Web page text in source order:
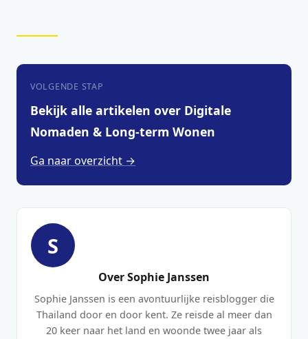
VOLGENDE STAP
Bekijk alle artikelen over Digitale
Nomaden & Long-term Wonen
Ga naar overzicht →
S
Over Sophie Janssen
Sophie Janssen is een avontuurlijke reisblogger die
Thailand door en door kent. Ze reisde al meer dan
20 keer naar het land en woonde twee jaar als